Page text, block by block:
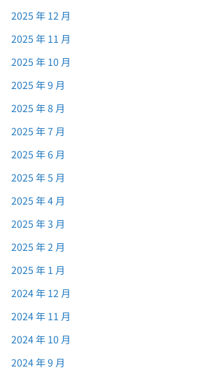
2025 年 12 月
2025 年 11 月
2025 年 10 月
2025 年 9 月
2025 年 8 月
2025 年 7 月
2025 年 6 月
2025 年 5 月
2025 年 4 月
2025 年 3 月
2025 年 2 月
2025 年 1 月
2024 年 12 月
2024 年 11 月
2024 年 10 月
2024 年 9 月